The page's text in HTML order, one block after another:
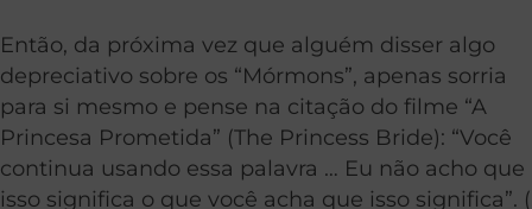
Então, da próxima vez que alguém disser algo
depreciativo sobre os “Mórmons”, apenas sorria
para si mesmo e pense na citação do filme “A
Princesa Prometida” (The Princess Bride): “Você
continua usando essa palavra … Eu não acho que
isso significa o que você acha que isso significa”. (